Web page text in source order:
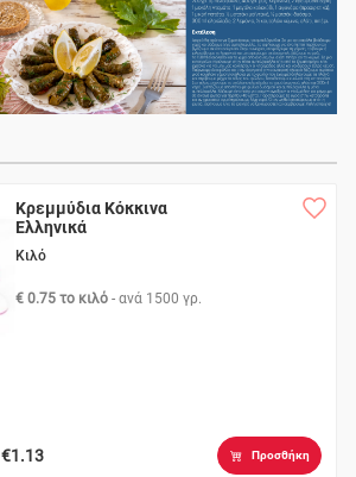
Κρεμμύδια Κόκκινα
Ελληνικά
Κιλό
€ 0.75 το κιλό - ανά 1500 γρ.
€1.13 Προσθήκη